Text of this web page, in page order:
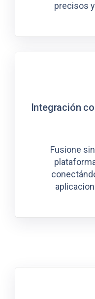
precisos
Integración
Fusione